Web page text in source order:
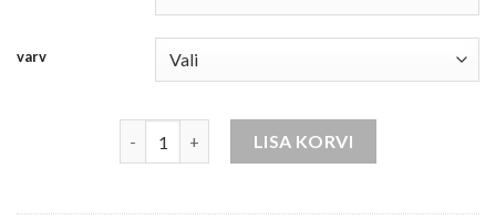
varv
LISA KORVI